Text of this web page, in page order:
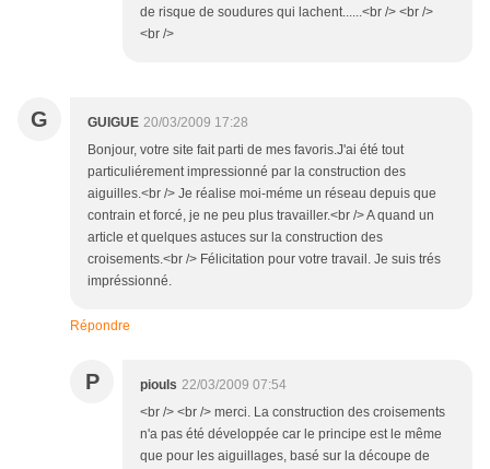
de risque de soudures qui lachent......<br /> <br />
<br />
G GUIGUE 20/03/2009 17:28
Bonjour, votre site fait parti de mes favoris.J'ai été tout
particuliérement impressionné par la construction des
aiguilles.<br /> Je réalise moi-méme un réseau depuis que
contrain et forcé, je ne peu plus travailler.<br /> A quand un
article et quelques astuces sur la construction des
croisements.<br /> Félicitation pour votre travail. Je suis trés
impréssionné.
Répondre
P piouls 22/03/2009 07:54
<br /> <br /> merci. La construction des croisements
n'a pas été développée car le principe est le même
que pour les aiguillages, basé sur la découpe de